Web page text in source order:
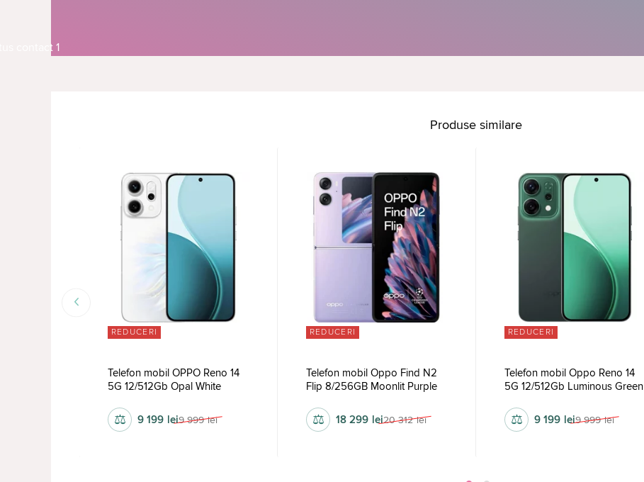
Produse similare
REDUCERI
Telefon mobil OPPO Reno 14
5G 12/512Gb Opal White
9 999 lei
9 199 lei
⚖
REDUCERI
Telefon mobil Oppo Find N2
Flip 8/256GB Moonlit Purple
20 312 lei
18 299 lei
⚖
REDUCERI
Telefon mobil Oppo Reno 14
5G 12/512Gb Luminous Green
9 999 lei
9 199 lei
⚖